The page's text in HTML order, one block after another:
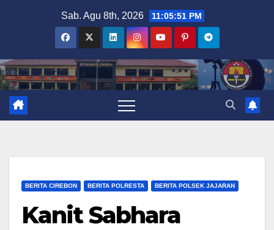
Sab. Agu 8th, 2026 11:05:51 PM
BERITA CIREBON BERITA POLRESTA BERITA POLSEK JAJARAN
Kanit Sabhara